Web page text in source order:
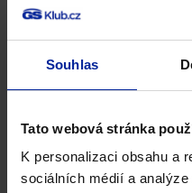
Souhlas
Tato webová stránka
K personalizaci obsahu a
sociálních médií a
Máta & Fenykl
Po staletí užívané bylinky,
blahodárné účinky na
trávicího traktu a zmírňují